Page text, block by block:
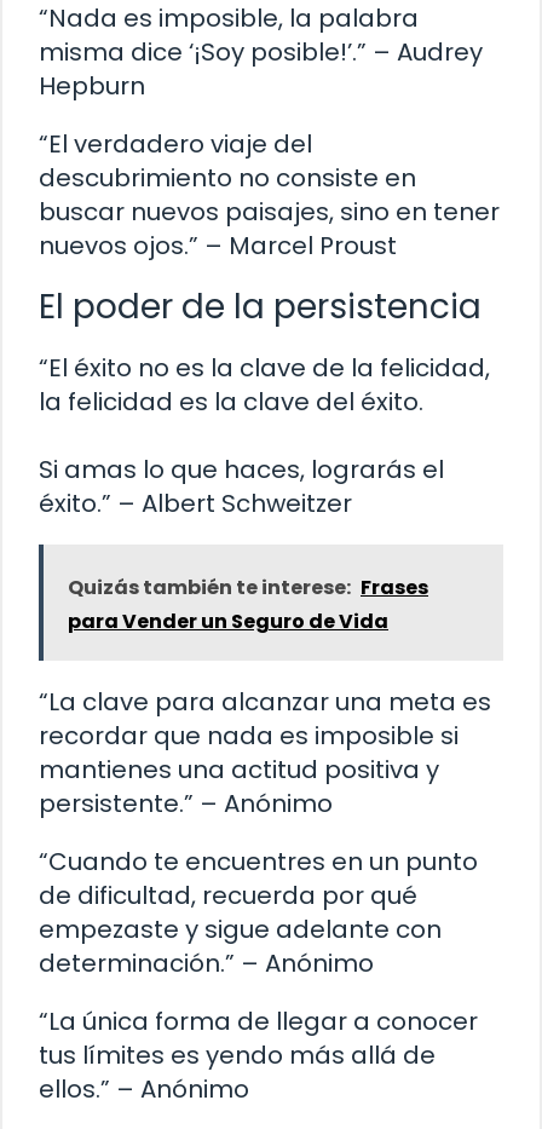
“Nada es imposible, la palabra
misma dice ‘¡Soy posible!’.” – Audrey
Hepburn
“El verdadero viaje del
descubrimiento no consiste en
buscar nuevos paisajes, sino en tener
nuevos ojos.” – Marcel Proust
El poder de la persistencia
“El éxito no es la clave de la felicidad,
la felicidad es la clave del éxito.
Si amas lo que haces, lograrás el
éxito.” – Albert Schweitzer
Quizás también te interese: Frases
para Vender un Seguro de Vida
“La clave para alcanzar una meta es
recordar que nada es imposible si
mantienes una actitud positiva y
persistente.” – Anónimo
“Cuando te encuentres en un punto
de dificultad, recuerda por qué
empezaste y sigue adelante con
determinación.” – Anónimo
“La única forma de llegar a conocer
tus límites es yendo más allá de
ellos.” – Anónimo